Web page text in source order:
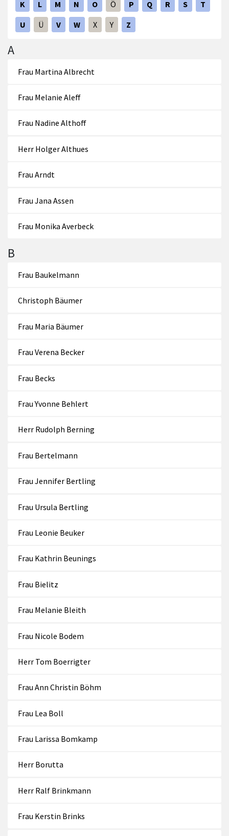
K
L M N O Ö P Q R S
T
U
Ü V W X Y Z
A
Frau Martina Albrecht
Frau Melanie Aleff
Frau Nadine Althoff
Herr Holger Althues
Frau Arndt
Frau Jana Assen
Frau Monika Averbeck
B
Frau Baukelmann
Christoph Bäumer
Frau Maria Bäumer
Frau Verena Becker
Frau Becks
Frau Yvonne Behlert
Herr Rudolph Berning
Frau Bertelmann
Frau Jennifer Bertling
Frau Ursula Bertling
Frau Leonie Beuker
Frau Kathrin Beunings
Frau Bielitz
Frau Melanie Bleith
Frau Nicole Bodem
Herr Tom Boerrigter
Frau Ann Christin Böhm
Frau Lea Boll
Frau Larissa Bomkamp
Herr Borutta
Herr Ralf Brinkmann
Frau Kerstin Brinks